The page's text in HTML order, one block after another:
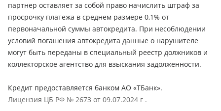
партнер оставляет за собой право начислить штраф за
просрочку платежа в среднем размере 0,1% от
первоначальной суммы автокредита. При несоблюдении
условий погашения автокредита данные о нарушителе
могут быть переданы в специальный реестр должников и
коллекторское агентство для взыскания задолженности.
Кредит предоставляется банком АО «ТБанк».
Лицензия ЦБ РФ № 2673 от 09.07.2024 г .